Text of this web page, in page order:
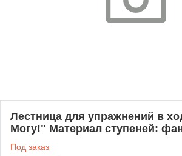
Лестница для упражнений в
Могу!" Материал ступеней:
Под заказ